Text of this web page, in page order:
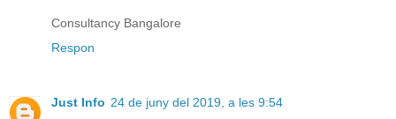
Consultancy Bangalore
Respon
Just Info 24 de juny del 2019, a les 9:54